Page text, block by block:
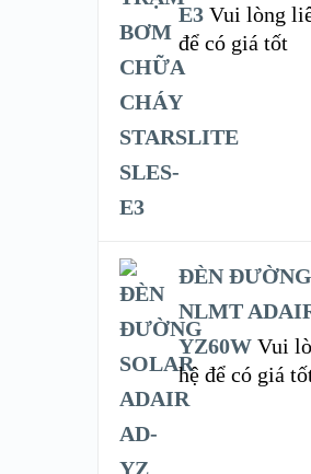
E3 Vui lòng
để có giá tốt
ĐÈN ĐƯỜNG
NLMT
YZ60W Vui
hệ để có giá